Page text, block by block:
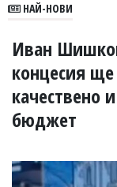
В
УКРАЙНА
СПОРТ
РАЗСЛЕДВАНЕ
ЮГ
НАЙ-НОВИ
Иван
концесия
качествено
бюджет